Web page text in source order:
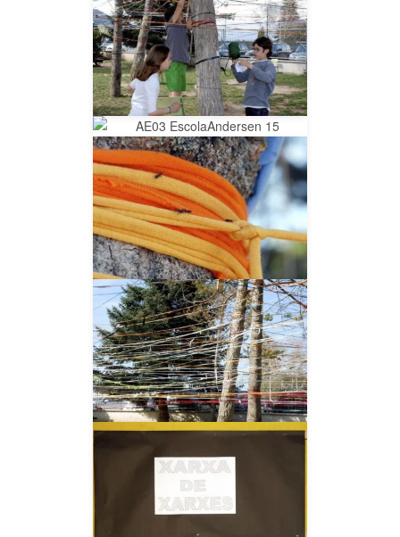
__AMPLIAR__
__AMPLIAR__
__AMPLIAR__
__AMPLIAR__